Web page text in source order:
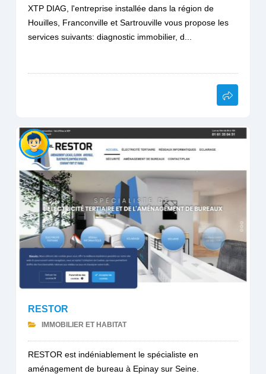
XTP DIAG, l'entreprise installée dans la région de
Houilles, Franconville et Sartrouville vous propose les
services suivants: diagnostic immobilier, d...
RESTOR
IMMOBILIER ET HABITAT
RESTOR est indéniablement le spécialiste en
aménagement de bureau à Epinay sur Seine.